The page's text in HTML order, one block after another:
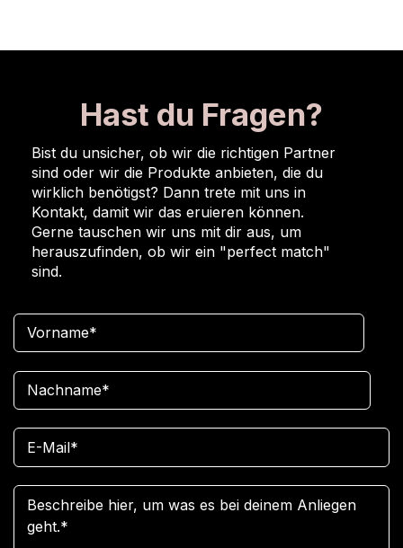
Hast du Fragen?
Bist du unsicher, ob wir die richtigen Partner
sind oder wir die Produkte anbieten, die du
wirklich benötigst? Dann trete mit uns in
Kontakt, damit wir das eruieren können.
Gerne tauschen wir uns mit dir aus, um
herauszufinden, ob wir ein "perfect match"
sind.